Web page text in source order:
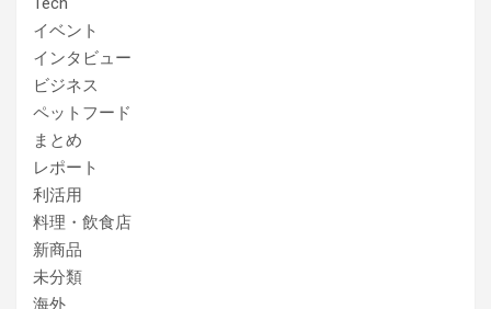
イベント
インタビュー
ビジネス
ペットフード
まとめ
レポート
利活用
料理・飲食店
新商品
未分類